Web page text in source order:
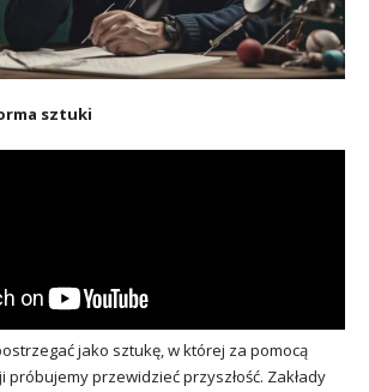
sztuki
jako sztukę, w której za pomocą
próbujemy przewidzieć przyszłość. Zakłady